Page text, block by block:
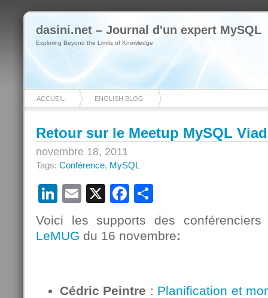
dasini.net – Journal d'un expert MySQL
Exploring Beyond the Limits of Knowledge
ACCUEIL ENGLISH BLOG
Retour sur le Meetup MySQL
novembre 18, 2011
Tags: Conférence, MySQL
LinkedIn
Email
X Facebook
Voici les supports des conférenciers
LeMUG du 16 novembre:
Cédric Peintre : Planification et